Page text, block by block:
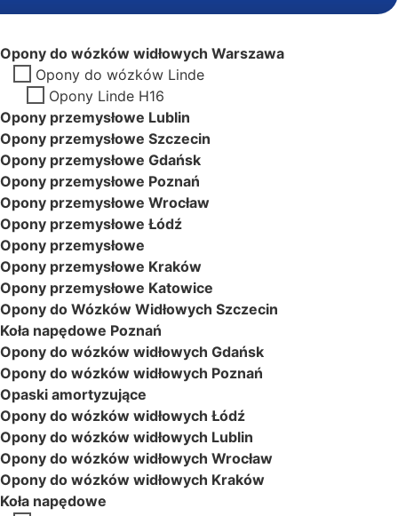
Opony do wózków widłowych Warszawa
Opony do wózków Linde
Opony Linde H16
Opony przemysłowe Lublin
Opony przemysłowe Szczecin
Opony przemysłowe Gdańsk
Opony przemysłowe Poznań
Opony przemysłowe Wrocław
Opony przemysłowe Łódź
Opony przemysłowe
Opony przemysłowe Kraków
Opony przemysłowe Katowice
Opony do Wózków Widłowych Szczecin
Koła napędowe Poznań
Opony do wózków widłowych Gdańsk
Opony do wózków widłowych Poznań
Opaski amortyzujące
Opony do wózków widłowych Łódź
Opony do wózków widłowych Lublin
Opony do wózków widłowych Wrocław
Opony do wózków widłowych Kraków
Koła napędowe